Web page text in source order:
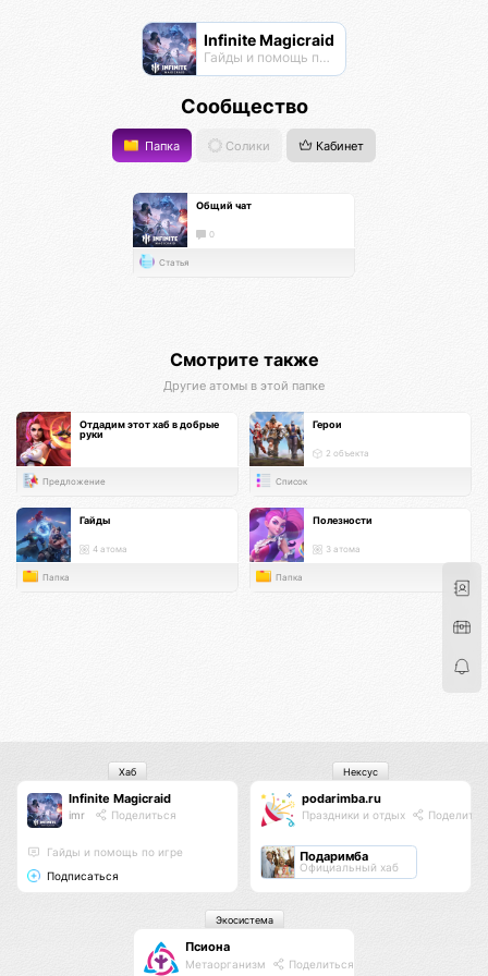
Infinite Magicraid
Гайды и помощь по игре
Сообщество
Папка Солики Кабинет
Общий чат
0
Статья
Смотрите также
Другие атомы в этой папке
Отдадим этот хаб в добрые
руки
Предложение
Герои
2 объекта
Список
Гайды
4 атома
Папка
Полезности
3 атома
Папка
Infinite Magicraid
imr Поделиться
Гайды и помощь по игре
Подписаться
Хаб
podarimba.ru
Праздники и отдых
Подаримба
Официальный хаб
Нексус
Псиона
Метаорганизм Поделиться
Экосистема